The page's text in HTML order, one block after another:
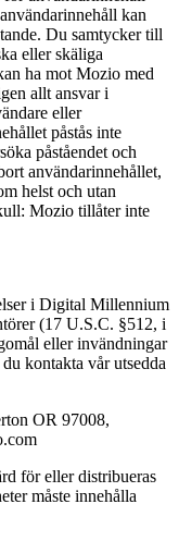
kan
Du samtycker till
eller skäliga
ha mot Mozio med
allt ansvar i
eller
påstås inte
påståendet och
användarinnehållet,
helst och utan
Mozio tillåter inte
i Digital Millennium
(17 U.S.C. §512, i
eller invändningar
kontakta vår utsedda
OR 97008,
för eller distribueras
måste innehålla